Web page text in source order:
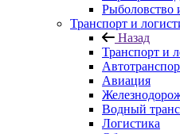
Рыболовство
Транспорт и
Назад
Транспорт и
Авиация
Водный
Логистика